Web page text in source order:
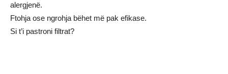
alergjenë.
Ftohja ose ngrohja bëhet më pak efikase.
Si t’i pastroni filtrat?